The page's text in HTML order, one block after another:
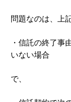
問題なのは、上
・信託の終了事
いない場合
で、